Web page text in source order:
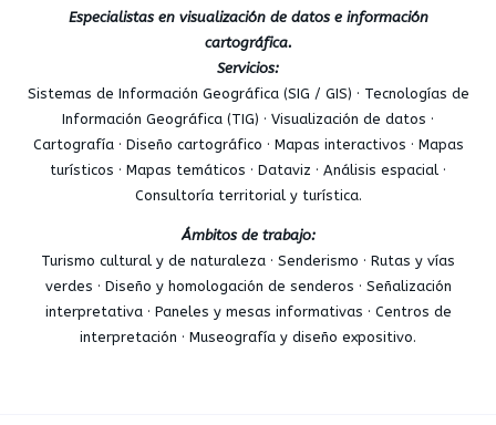
Especialistas en visualización de datos e información
cartográfica.
Servicios:
Sistemas de Información Geográfica (SIG / GIS) · Tecnologías de
Información Geográfica (TIG) · Visualización de datos ·
Cartografía · Diseño cartográfico · Mapas interactivos · Mapas
turísticos · Mapas temáticos · Dataviz · Análisis espacial ·
Consultoría territorial y turística.
Ámbitos de trabajo:
Turismo cultural y de naturaleza · Senderismo · Rutas y vías
verdes · Diseño y homologación de senderos · Señalización
interpretativa · Paneles y mesas informativas · Centros de
interpretación · Museografía y diseño expositivo.